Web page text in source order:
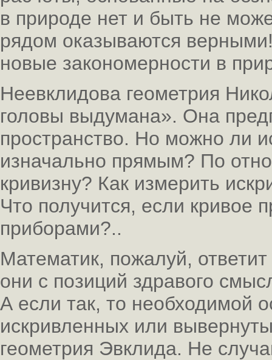
в природе нет и быть не
рядом оказываются
новые закономерности в
Неевклидова геометрия
головы выдумана». Она
пространство. Но можно ли
изначально прямым? По
кривизну? Как измерить
Что получится, если кривое
приборами?..
Математик, пожалуй,
они с позиций здравого
А если так, то необходимой
искривленных или
геометрия Эвклида. Не